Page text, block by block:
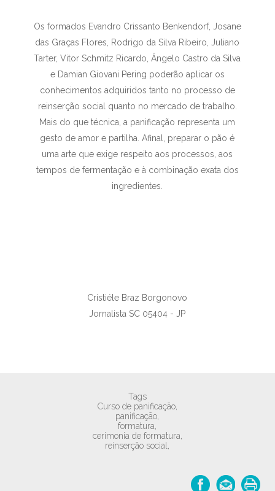
Os formados Evandro Crissanto Benkendorf, Josane
das Graças Flores, Rodrigo da Silva Ribeiro, Juliano
Tarter, Vitor Schmitz Ricardo, Ângelo Castro da Silva
e Damian Giovani Pering poderão aplicar os
conhecimentos adquiridos tanto no processo de
reinserção social quanto no mercado de trabalho.
Mais do que técnica, a panificação representa um
gesto de amor e partilha. Afinal, preparar o pão é
uma arte que exige respeito aos processos, aos
tempos de fermentação e à combinação exata dos
ingredientes.
Cristiéle Braz Borgonovo
Jornalista SC 05404 - JP
Tags
Curso de panificação,
panificação,
formatura,
cerimonia de formatura,
reinserção social,